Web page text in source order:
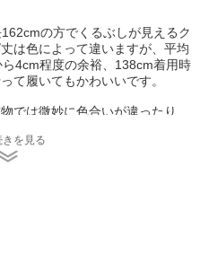
の方でくるぶしが見えるク
は色によって違いますが、平均
4cm程度の余裕、138cm着用時
て履いてもかわいいです。
では微妙に色合いが違ったり、
点・色ムラ・スジ・色の濃淡
。あらかじめご了承お願い致し
ですべてナチュラル素材を使
品に比べて洗濯や日光に弱く、
きを見る